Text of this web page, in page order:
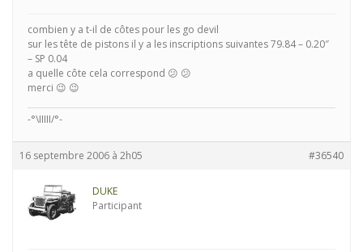
combien y a t-il de côtes pour les go devil
sur les tête de pistons il y a les inscriptions suivantes 79.84 – 0.20″
– SP 0.04
a quelle côte cela correspond 😕 😕
merci 😉 😉
-°\IIIII/°-
16 septembre 2006 à 2h05 #36540
DUKE
Participant